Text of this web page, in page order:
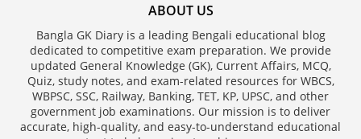
ABOUT US
Bangla GK Diary is a leading Bengali educational blog
dedicated to competitive exam preparation. We provide
updated General Knowledge (GK), Current Affairs, MCQ,
Quiz, study notes, and exam-related resources for WBCS,
WBPSC, SSC, Railway, Banking, TET, KP, UPSC, and other
government job examinations. Our mission is to deliver
accurate, high-quality, and easy-to-understand educational